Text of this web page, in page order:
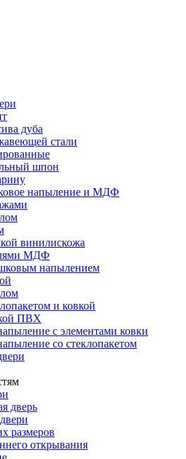
дуба
стали
шпон
напыление и МДФ
винилискожа
МДФ
напылением
и ковкой
ПВХ
с элементами ковки
со стеклопакетом
дверь
размеров
открывания